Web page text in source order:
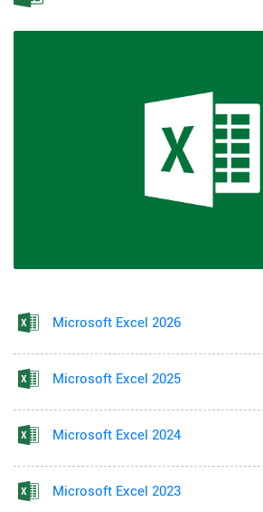
Microsoft Excel 2026
Microsoft Excel 2025
Microsoft Excel 2024
Microsoft Excel 2023